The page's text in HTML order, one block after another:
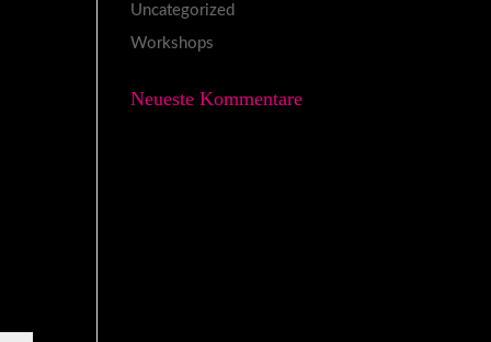
Uncategorized
Workshops
Neueste Kommentare